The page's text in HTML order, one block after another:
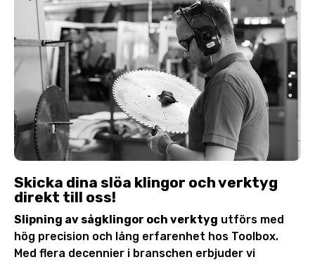
Skicka dina slöa klingor och verktyg
direkt till oss!
Slipning av sågklingor och verktyg utförs med
hög precision och lång erfarenhet hos Toolbox.
Med flera decennier i branschen erbjuder vi